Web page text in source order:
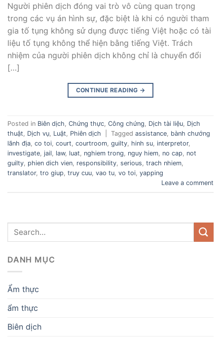
Người phiên dịch đóng vai trò vô cùng quan trọng
trong các vụ án hình sự, đặc biệt là khi có người tham
gia tố tụng không sử dụng được tiếng Việt hoặc có tài
liệu tố tụng không thể hiện bằng tiếng Việt. Trách
nhiệm của người phiên dịch không chỉ là chuyển đổi
[…]
CONTINUE READING →
Posted in Biên dịch Chứng thực Công chứng Dịch tài liệu Dịch
thuật
Dịch vụ Luật Phiên dịch Tagged assistance bành chướng
lãnh địa co toi court courtroom guilty hinh su interpretor,
investigate jail law, luat nghiem trong nguy hiem no cap
not
guilty phien dich vien responsibility serious trach nhiem
translator, tro giup truy cuu vao tu vo toi yapping
Leave a comment
DANH MỤC
Ẩm thực
ẩm thực
Biên dịch